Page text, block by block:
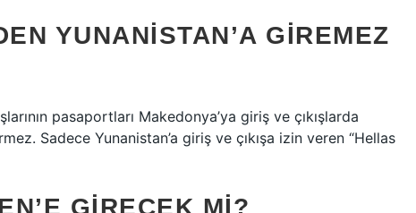
YUNANISTAN’A GIREMEZ
pasaportları Makedonya’ya giriş ve çıkışlarda
Sadece Yunanistan’a giriş ve çıkışa izin veren “Hellas
GIRECEK MI?